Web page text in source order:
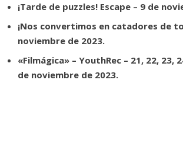
¡Tarde de puzzles! Escape – 9 de
¡Nos convertimos en catadores de
noviembre de 2023.
«Filmágica» – YouthRec – 21, 22, 23,
de noviembre de 2023.